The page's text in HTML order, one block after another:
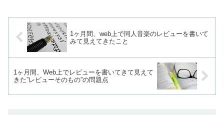
1ヶ月間、web上で同人音楽のレビューを書いて
みて見えてきたこと
1ヶ月間、Web上でレビューを書いてきて見えて
きた”レビューそのもの”の問題点